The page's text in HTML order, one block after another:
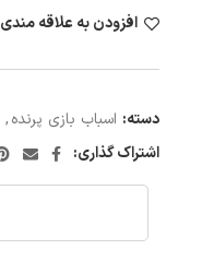
افزودن به علاقه مندی
دسته: اسباب بازی پرنده,
اشتراک گذاری: